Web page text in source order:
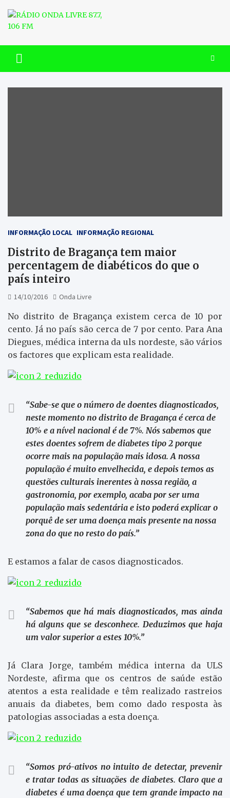
content
RÁDIO ONDA LIVRE 87.7, 106
FM
INFORMAÇÃO LOCAL INFORMAÇÃO REGIONAL
Distrito de Bragança tem maior
percentagem de diabéticos do que o
país inteiro
14/10/2016 Onda Livre
No distrito de Bragança existem cerca de 10 por
cento. Já no país são cerca de 7 por cento. Para Ana
Diegues, médica interna da uls nordeste, são vários
os factores que explicam esta realidade.
“Sabe-se que o número de doentes diagnosticados,
neste momento no distrito de Bragança é cerca de
10% e a nível nacional é de 7%. Nós sabemos que
estes doentes sofrem de diabetes tipo 2 porque
ocorre mais na população mais idosa. A nossa
população é muito envelhecida, e depois temos as
questões culturais inerentes à nossa região, a
gastronomia, por exemplo, acaba por ser uma
população mais sedentária e isto poderá explicar o
porquê de ser uma doença mais presente na nossa
zona do que no resto do país.”
E estamos a falar de casos diagnosticados.
“Sabemos que há mais diagnosticados, mas ainda
há alguns que se desconhece. Deduzimos que haja
um valor superior a estes 10%.”
Já Clara Jorge, também médica interna da ULS
Nordeste, afirma que os centros de saúde estão
atentos a esta realidade e têm realizado rastreios
anuais da diabetes, bem como dado resposta às
patologias associadas a esta doença.
“Somos pró-ativos no intuito de detectar, prevenir
e tratar todas as situações de diabetes. Claro que a
diabetes é uma doença que tem grande impacto na